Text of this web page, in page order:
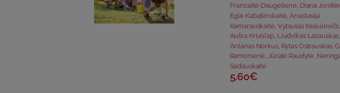
Francaitė-Daugėlienė, Diana
Eglė Kabašinskaitė,Anastasija
Kamarauskaitė Vytautas
Aušra Krivolap, Liudvikas Lazauskas,
Antanas Norkus, Rytas Ostrauskas,
Ramonienė,Jūratė Raudytė,
Sadauskaitė
5.60€